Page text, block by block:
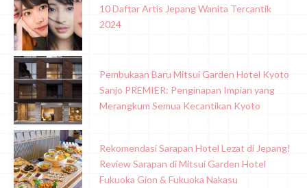
10 Daftar Artis Jepang Wanita Tercantik
2024
Pembukaan Baru Mitsui Garden Hotel Kyoto
Sanjo PREMIER: Penginapan Impian yang
Merangkum Semua Kecantikan Kyoto
Rekomendasi Sarapan Hotel Lezat di Jepang!
Review Sarapan di Mitsui Garden Hotel
Fukuoka Gion & Fukuoka Nakasu